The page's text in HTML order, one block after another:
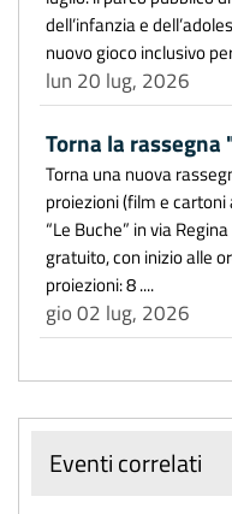
dell’infanzia e
nuovo gioco inclusivo
lun 20 lug, 2026
Torna la
Torna una nuova
proiezioni (film e
“Le Buche” in via
gratuito, con inizio alle
proiezioni: 8 ....
gio 02 lug, 2026
Eventi correlati